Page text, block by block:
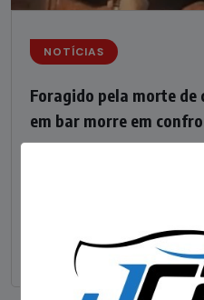
NOTÍCIAS
Foragido pela morte de
em bar morre em
Sul catarinense, foi